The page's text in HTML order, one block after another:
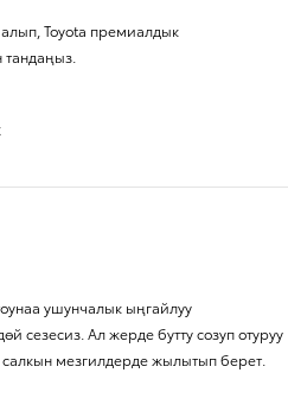
Toyota премиалдык
тандаңыз.
ушунчалык ыңгайлуу
сезесиз. Ал жерде бутту созуп отуруу
мезгилдерде жылытып берет.